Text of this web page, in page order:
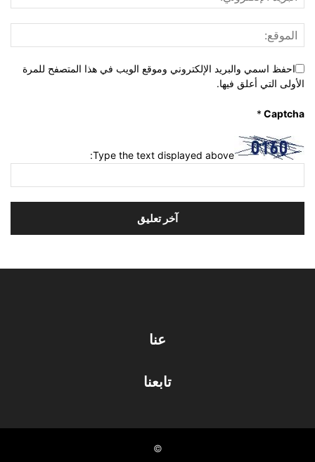
احفظ اسمي والبريد الإلكتروني وموقع الويب في هذا المتصفح للمرة
الأولى التي أعلق فيها.
Captcha
*
Type the text displayed above:
عنا
تابعنا
©